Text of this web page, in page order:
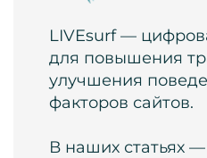
LIVEsurf —
для повышения
улучшения
факторов сайтов.
В наших статьях